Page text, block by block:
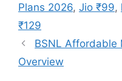
Plans 2026, Jio ₹99,
₹129
BSNL Affordable
Overview